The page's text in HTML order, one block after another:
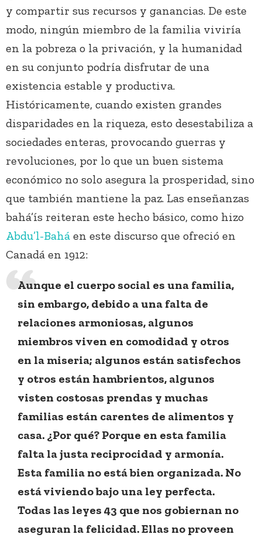
y compartir sus recursos y ganancias. De este
modo, ningún miembro de la familia viviría
en la pobreza o la privación, y la humanidad
en su conjunto podría disfrutar de una
existencia estable y productiva.
Históricamente, cuando existen grandes
disparidades en la riqueza, esto desestabiliza a
sociedades enteras, provocando guerras y
revoluciones, por lo que un buen sistema
económico no solo asegura la prosperidad, sino
que también mantiene la paz. Las enseñanzas
bahá’ís reiteran este hecho básico, como hizo
Abdu’l-Bahá en este discurso que ofreció en
Canadá en 1912:
Aunque el cuerpo social es una familia,
sin embargo, debido a una falta de
relaciones armoniosas, algunos
miembros viven en comodidad y otros
en la miseria; algunos están satisfechos
y otros están hambrientos, algunos
visten costosas prendas y muchas
familias están carentes de alimentos y
casa. ¿Por qué? Porque en esta familia
falta la justa reciprocidad y armonía.
Esta familia no está bien organizada. No
está viviendo bajo una ley perfecta.
Todas las leyes 43 que nos gobiernan no
aseguran la felicidad. Ellas no proveen